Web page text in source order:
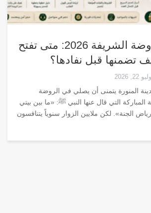
سر حجز الروضة الشريفة 2026: متى تفتح
تضمنها قبل نفادها؟
22, 2026
المنورة يتمنى أن يصلي في الروضة
المباركة التي قال عنها النبي ﷺ: «ما بين بيتي
الجنة». لكن ملايين الزوار سنوياً يتنافسون